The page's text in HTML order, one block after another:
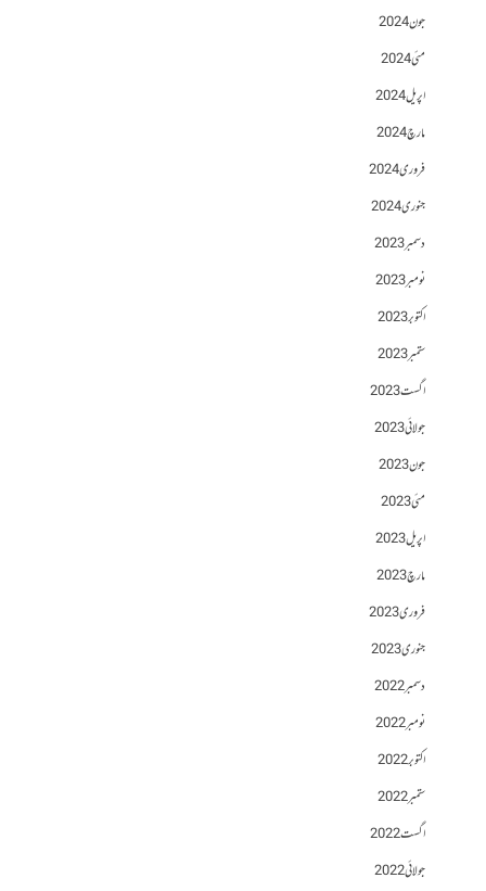
جون 2024
مئی 2024
اپریل 2024
مارچ 2024
فروری 2024
جنوری 2024
دسمبر 2023
نومبر 2023
اکتوبر 2023
ستمبر 2023
اگست 2023
جولائی 2023
جون 2023
مئی 2023
اپریل 2023
مارچ 2023
فروری 2023
جنوری 2023
دسمبر 2022
نومبر 2022
اکتوبر 2022
ستمبر 2022
اگست 2022
جولائی 2022